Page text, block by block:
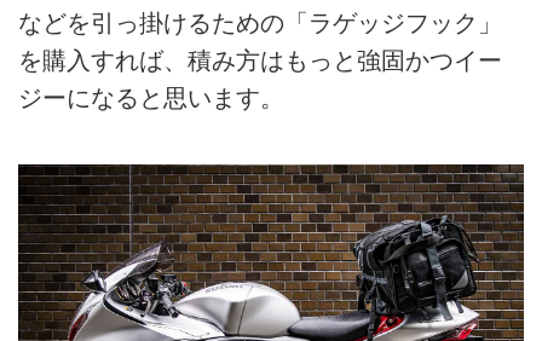
などを引っ掛けるための「ラゲッジフック」
を購入すれば、積み方はもっと強固かつイー
ジーになると思います。